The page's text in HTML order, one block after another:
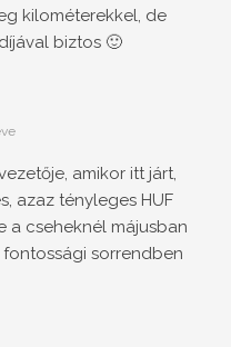
kilométerekkel, de
biztos 🙂
amikor itt járt,
azaz tényleges HUF
a cseheknél májusban
sorrendben